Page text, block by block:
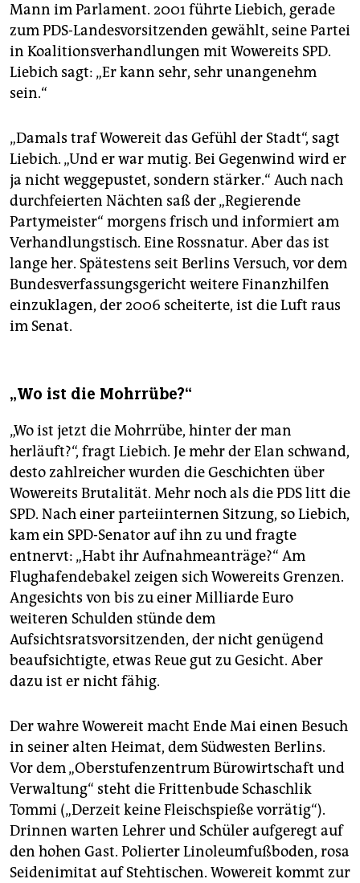
Mann im Parlament. 2001 führte Liebich, gerade
zum PDS-Landesvorsitzenden gewählt, seine Partei
in Koalitionsverhandlungen mit Wowereits SPD.
Liebich sagt: „Er kann sehr, sehr unangenehm
sein.“
„Damals traf Wowereit das Gefühl der Stadt“, sagt
Liebich. „Und er war mutig. Bei Gegenwind wird er
ja nicht weggepustet, sondern stärker.“ Auch nach
durchfeierten Nächten saß der „Regierende
Partymeister“ morgens frisch und informiert am
Verhandlungstisch. Eine Rossnatur. Aber das ist
lange her. Spätestens seit Berlins Versuch, vor dem
Bundesverfassungsgericht weitere Finanzhilfen
einzuklagen, der 2006 scheiterte, ist die Luft raus
im Senat.
„Wo ist die Mohrrübe?“
„Wo ist jetzt die Mohrrübe, hinter der man
herläuft?“, fragt Liebich. Je mehr der Elan schwand,
desto zahlreicher wurden die Geschichten über
Wowereits Brutalität. Mehr noch als die PDS litt die
SPD. Nach einer parteiinternen Sitzung, so Liebich,
kam ein SPD-Senator auf ihn zu und fragte
entnervt: „Habt ihr Aufnahmeanträge?“ Am
Flughafendebakel zeigen sich Wowereits Grenzen.
Angesichts von bis zu einer Milliarde Euro
weiteren Schulden stünde dem
Aufsichtsratsvorsitzenden, der nicht genügend
beaufsichtigte, etwas Reue gut zu Gesicht. Aber
dazu ist er nicht fähig.
Der wahre Wowereit macht Ende Mai einen Besuch
in seiner alten Heimat, dem Südwesten Berlins.
Vor dem „Oberstufenzentrum Bürowirtschaft und
Verwaltung“ steht die Frittenbude Schaschlik
Tommi („Derzeit keine Fleischspieße vorrätig“).
Drinnen warten Lehrer und Schüler aufgeregt auf
den hohen Gast. Polierter Linoleumfußboden, rosa
Seidenimitat auf Stehtischen. Wowereit kommt zur